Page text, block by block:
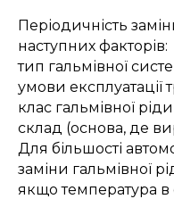
Періодичність
наступних факторів:
тип гальмівної
умови експлуатації
клас гальмівної
склад (основа, де
Для більшості
заміни гальмівної
якщо температура в